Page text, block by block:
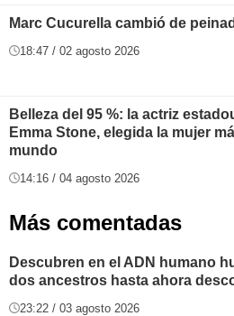
Marc Cucurella cambió de
18:47 / 02 agosto 2026
Belleza del 95 %: la actriz
Emma Stone, elegida la mujer
mundo
14:16 / 04 agosto 2026
Más comentadas
Descubren en el ADN humano
dos ancestros hasta ahora
23:22 / 03 agosto 2026